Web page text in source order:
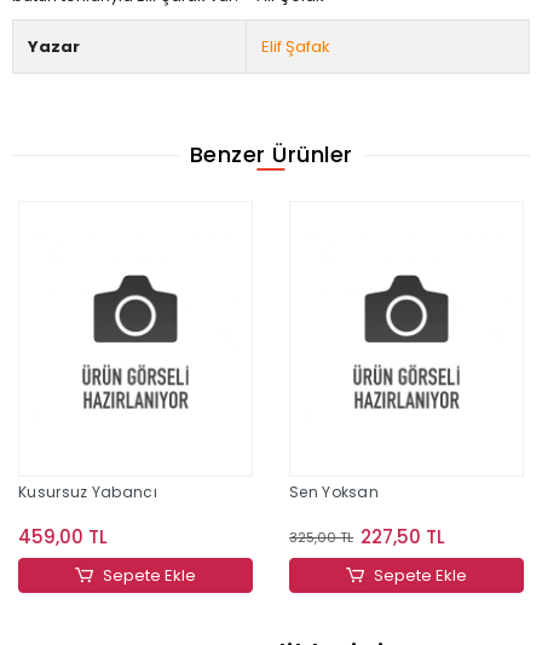
Yazar Elif Şafak
Benzer Ürünler
Kusursuz Yabancı
459,00 TL
Sepete Ekle
Sen Yoksan
325,00 TL 227,50 TL
Sepete Ekle